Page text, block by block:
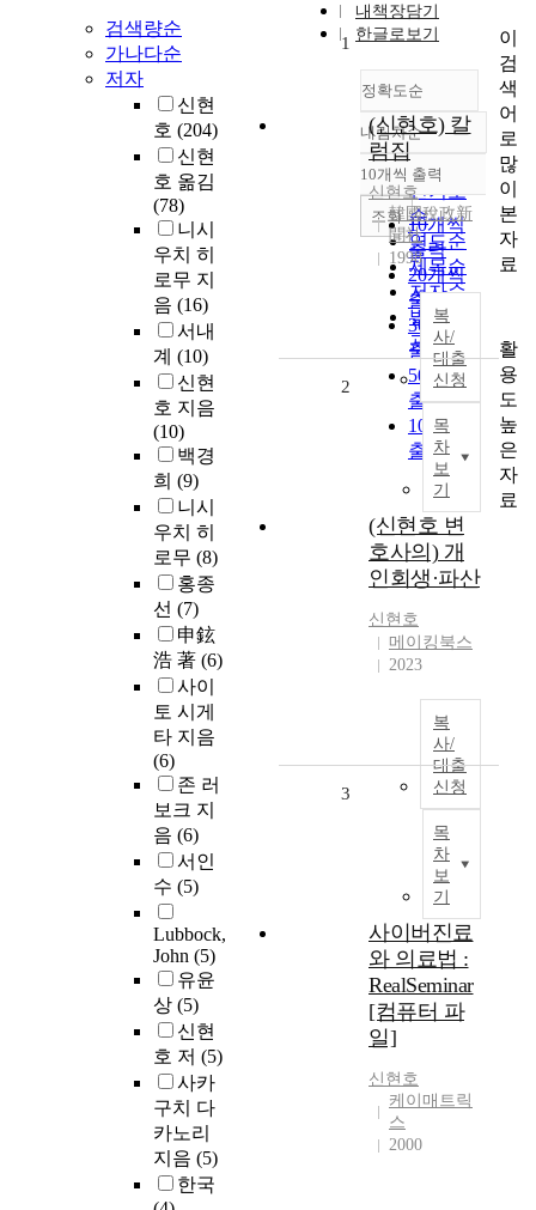
검색량순
가나다순
저자
신현
호 (204)
신현
호 옮김
(78)
니시
우치 히
로무 지
음 (16)
서내
계 (10)
신현
호 지음
(10)
백경
희 (9)
니시
우치 히
로무 (8)
홍종
선 (7)
申鉉
浩 著 (6)
사이
토 시게
타 지음
(6)
존 러
보크 지
음 (6)
서인
수 (5)
Lubbock,
John (5)
유윤
상 (5)
신현
호 저 (5)
사카
구치 다
카노리
지음 (5)
한국
내책장담기
한글로보기
정확도순
정확도
순
인기도
순
연도순
제목순
저자순
발행기
관순
내림차순
내림차순
10개씩 출력
10개씩
출력
20개씩
출력
30개씩
출력
50개씩
출력
100개씩
출력
조회
1
(신현호) 칼
럼집
신현호
韓國稅政新
聞社
1998
복
사/
대출
신청
목
차
보
기
2
(신현호 변
호사의) 개
인회생·파산
신현호
메이킹북스
2023
복
사/
대출
신청
목
차
보
기
3
사이버진료
와 의료법 :
RealSeminar
[컴퓨터 파
일]
신현호
케이매트릭
스
2000
이
검
색
어
로
많
이
본
자
료
활
용
도
높
은
자
료